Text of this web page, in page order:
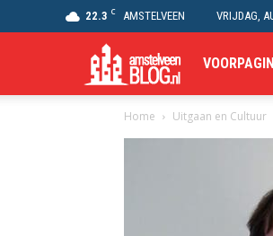
22.3 C AMSTELVEEN VRIJDAG,
Amstelveen
Blog
Home Uitgaan en Cultuur